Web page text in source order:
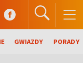
GWIAZDY PORADY